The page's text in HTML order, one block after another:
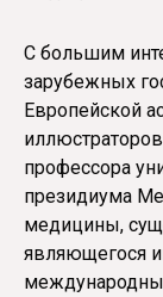
С большим
зарубежных
Европейской
профессора
президиума
медицины,
являющегося